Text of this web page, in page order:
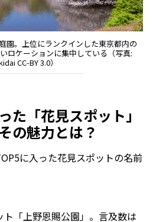
園。上位にランクインした東京都内の
ロケーションに集中している（写真:
CC-BY 3.0）
た「花見スポット」
の魅力とは？
に入った花見スポットの名前
「上野恩賜公園」。言及数は